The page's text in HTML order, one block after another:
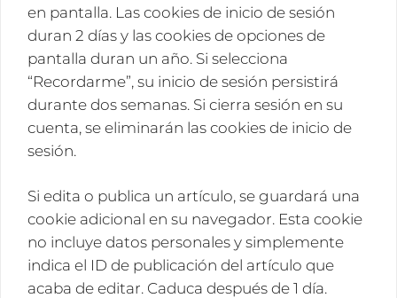
en pantalla. Las cookies de inicio de sesión
duran 2 días y las cookies de opciones de
pantalla duran un año. Si selecciona
“Recordarme”, su inicio de sesión persistirá
durante dos semanas. Si cierra sesión en su
cuenta, se eliminarán las cookies de inicio de
sesión.
Si edita o publica un artículo, se guardará una
cookie adicional en su navegador. Esta cookie
no incluye datos personales y simplemente
indica el ID de publicación del artículo que
acaba de editar. Caduca después de 1 día.